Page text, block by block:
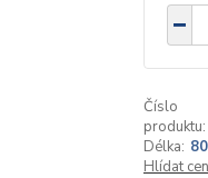
Číslo
produktu:
Délka:
Hlídat